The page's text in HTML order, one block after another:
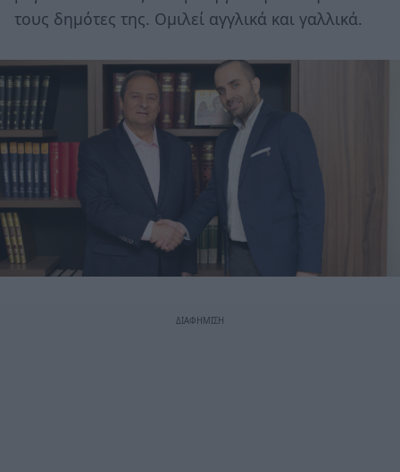
τους δημότες της. Ομιλεί αγγλικά και γαλλικά.